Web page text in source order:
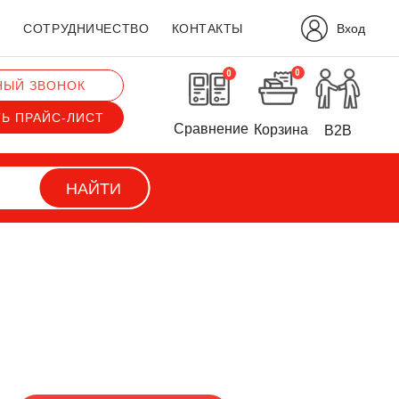
СОТРУДНИЧЕСТВО КОНТАКТЫ Вход
ЗВОНОК
ПРАЙС-ЛИСТ
0
Сравнение
0
Корзина B2B
НАЙТИ